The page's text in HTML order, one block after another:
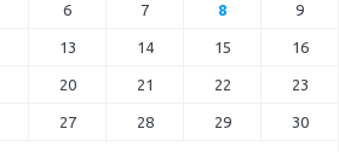
6 7 8 9
13 14 15 16
20 21 22 23
27 28 29 30